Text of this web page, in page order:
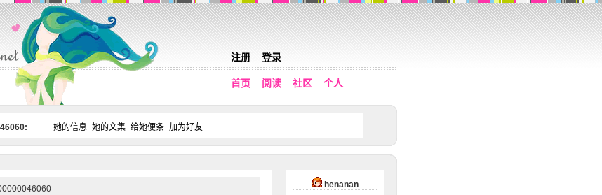
注册 登录
首页 阅读 社区 个人
她的信息 她的文集 给她便条 加为好友
henanan